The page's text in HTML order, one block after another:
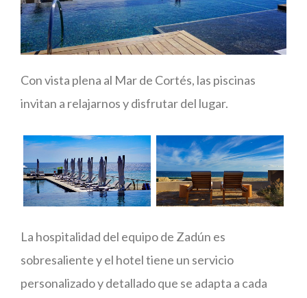
Con vista plena al Mar de Cortés, las piscinas
invitan a relajarnos y disfrutar del lugar.
La hospitalidad del equipo de Zadún es
sobresaliente y el hotel tiene un servicio
personalizado y detallado que se adapta a cada